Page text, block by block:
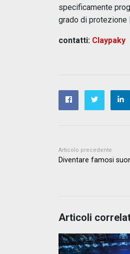
specificamente
grado di protezione
contatti: Claypaky
Articolo precedente
Diventare famosi
Articoli